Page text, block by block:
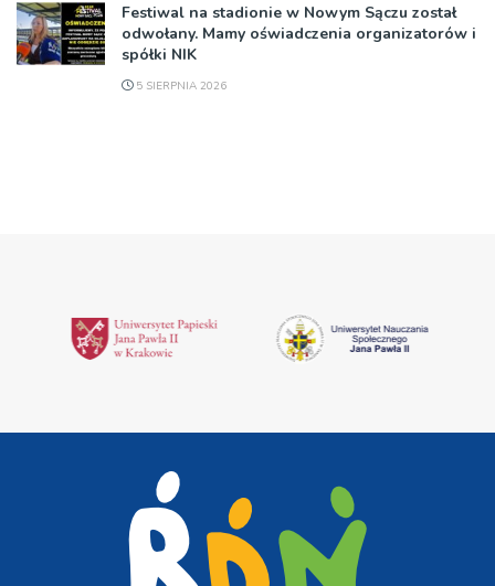
Festiwal na stadionie w Nowym Sączu został
odwołany. Mamy oświadczenia organizatorów i
spółki NIK
5 SIERPNIA 2026